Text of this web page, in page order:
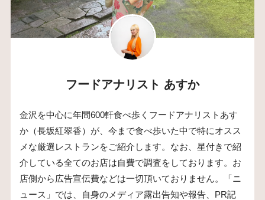
フードアナリスト あすか
金沢を中心に年間600軒食べ歩くフードアナリストあす
か（長坂紅翠香）が、今まで食べ歩いた中で特にオスス
メな厳選レストランをご紹介します。なお、星付きで紹
介している全てのお店は自費で調査をしております。お
店側から広告宣伝費などは一切頂いておりません。「ニ
ュース」では、自身のメディア露出告知や報告、PR記